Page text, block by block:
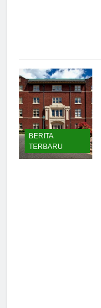
BERITA
TERBARU